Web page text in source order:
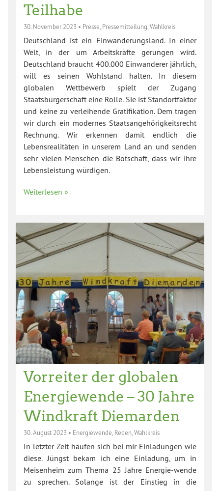
Teilhabe
30. November 2023 • Presse Pressemitteilung Wahlkreis
Deutschland ist ein Einwanderungsland. In einer
Welt, in der um Arbeitskräfte gerungen wird.
Deutschland braucht 400.000 Einwanderer jährlich,
will es seinen Wohlstand halten. In diesem
globalen Wettbewerb spielt der Zugang
Staatsbürgerschaft eine Rolle. Sie ist Standortfaktor
und keine zu verleihende Gratifikation. Dem tragen
wir durch ein modernes Staatsangehörigkeitsrecht
Rechnung. Wir erkennen damit endlich die
Lebensrealitäten in unserem Land an und senden
sehr vielen Menschen die Botschaft, dass wir ihre
Lebensleistung würdigen.
Weiterlesen »
Vorreiter der globalen
Energiewende – 30 Jahre
Windkraft Diemarden
30. August 2023 • Energiewende Reden Wahlkreis
In letzter Zeit häufen sich bei mir Einladungen wie
diese. Jüngst bekam ich eine Einladung, um in
Meisenheim zum Thema 25 Jahre Energie-wende
zu sprechen. Solange ist der Einstieg in die